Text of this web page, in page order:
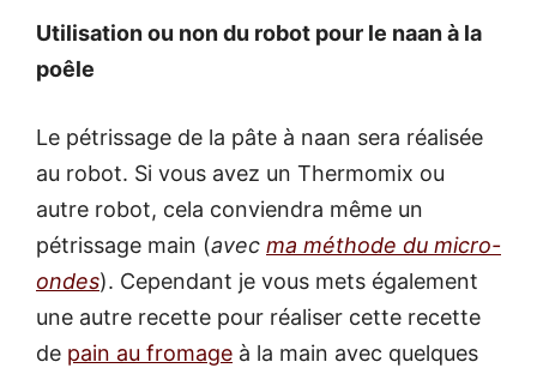
Utilisation ou non du robot pour le naan à la
poêle
Le pétrissage de la pâte à naan sera réalisée
au robot. Si vous avez un Thermomix ou
autre robot, cela conviendra même un
pétrissage main (avec ma méthode du micro-
ondes). Cependant je vous mets également
une autre recette pour réaliser cette recette
de pain au fromage à la main avec quelques